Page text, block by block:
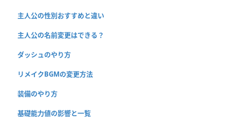
主人公の性別おすすめと違い
主人公の名前変更はできる？
ダッシュのやり方
リメイクBGMの変更方法
装備のやり方
基礎能力値の影響と一覧